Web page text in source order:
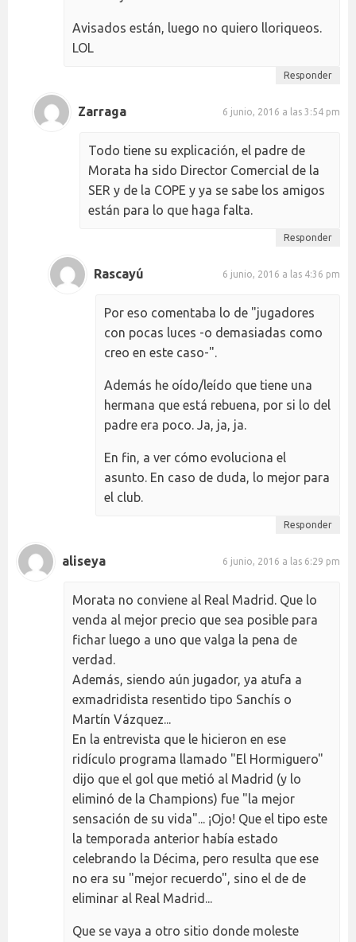
Avisados están, luego no quiero lloriqueos.
LOL
Responder
Zarraga 6 junio, 2016 a las 3:54 pm
Todo tiene su explicación, el padre de
Morata ha sido Director Comercial de la
SER y de la COPE y ya se sabe los amigos
están para lo que haga falta.
Responder
Rascayú 6 junio, 2016 a las 4:36 pm
Por eso comentaba lo de "jugadores
con pocas luces -o demasiadas como
creo en este caso-".
Además he oído/leído que tiene una
hermana que está rebuena, por si lo del
padre era poco. Ja, ja, ja.
En fin, a ver cómo evoluciona el
asunto. En caso de duda, lo mejor para
el club.
Responder
aliseya 6 junio, 2016 a las 6:29 pm
Morata no conviene al Real Madrid. Que lo
venda al mejor precio que sea posible para
fichar luego a uno que valga la pena de
verdad.
Además, siendo aún jugador, ya atufa a
exmadridista resentido tipo Sanchís o
Martín Vázquez...
En la entrevista que le hicieron en ese
ridículo programa llamado "El Hormiguero"
dijo que el gol que metió al Madrid (y lo
eliminó de la Champions) fue "la mejor
sensación de su vida"... ¡Ojo! Que el tipo este
la temporada anterior había estado
celebrando la Décima, pero resulta que ese
no era su "mejor recuerdo", sino el de de
eliminar al Real Madrid...
Que se vaya a otro sitio donde moleste